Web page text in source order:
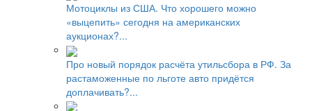
Мотоциклы из США. Что хорошего можно
«выцепить» сегодня на американских
аукционах?...
Про новый порядок расчёта утильсбора в РФ. За
растаможенные по льготе авто придётся
доплачивать?...